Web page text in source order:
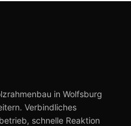
in Wolfsburg
Verbindliches
schnelle Reaktion